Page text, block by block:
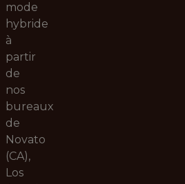
mode
hybride
à
partir
de
nos
bureaux
de
Novato
(CA),
Los